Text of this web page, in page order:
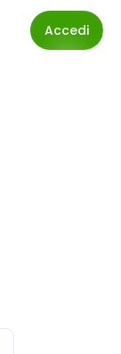
Accedi